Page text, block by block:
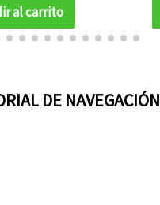
al carrito
DE NAVEGACIÓN